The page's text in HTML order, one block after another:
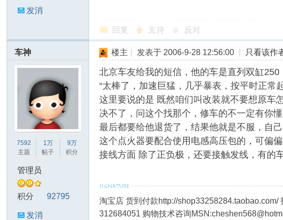
发消
回复 支持 反对
车神
7592
主题
1万
帖子
9万
积分
管理员
积分 92795
发消
楼主 发表于 2006-9-28 12:56:00 只看该作
北京车友给我的短信，他的车是直列双缸250
“太棒了，加速巨猛，几乎暴表，按平时正
这里要说的是 既然咱们叫改装就不要想原车
决不了，问这个找那个，修车的不一定有你
最后都要给他退货了，结果他就是不服，自
这个点火器要配合使用电感高压包的，可偏
接线方面 除了正负极，还要接触发线，有的
淘宝店 货到付款http://
312684051 购物技术咨询